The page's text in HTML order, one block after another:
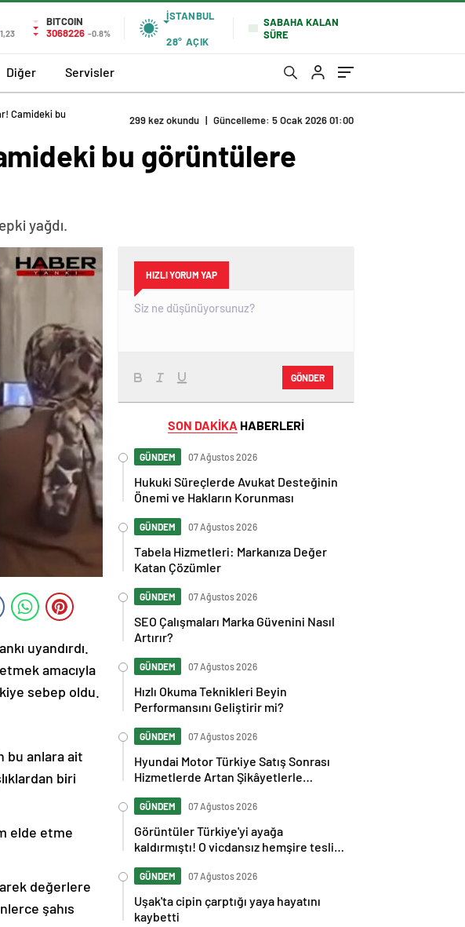
1,23
BITCOIN
3068226 -0.8%
İSTANBUL
28° AÇIK
SABAHA KALAN
SÜRE
Diğer Servisler
Camideki bu
299 kez okundu | Güncelleme: 5 Ocak 2026 01:00
bu görüntülere
yağdı.
uyandırdı.
amacıyla
sebep oldu.
bu anlara ait
biri
elde etme
değerlere
şahıs
HIZLI YORUM YAP
GÖNDER
SON DAKİKA HABERLERİ
GÜNDEM 07 Ağustos 2026
Hukuki Süreçlerde Avukat Desteğinin
Önemi ve Hakların Korunması
GÜNDEM 07 Ağustos 2026
Tabela Hizmetleri: Markanıza Değer
Katan Çözümler
GÜNDEM 07 Ağustos 2026
SEO Çalışmaları Marka Güvenini Nasıl
Artırır?
GÜNDEM 07 Ağustos 2026
Hızlı Okuma Teknikleri Beyin
Performansını Geliştirir mi?
GÜNDEM 07 Ağustos 2026
Hyundai Motor Türkiye Satış Sonrası
Hizmetlerde Artan Şikâyetlerle
GÜNDEM 07 Ağustos 2026
Görüntüler Türkiye'yi ayağa
kaldırmıştı! O vicdansız hemşire teslim
GÜNDEM 07 Ağustos 2026
Uşak'ta cipin çarptığı yaya hayatını
kaybetti